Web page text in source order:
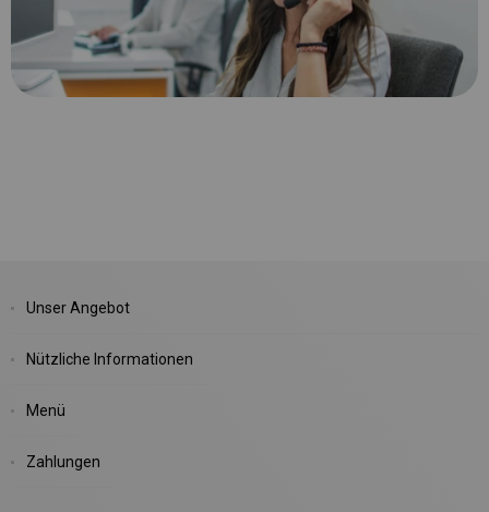
Unser Angebot
Nützliche Informationen
Menü
Zahlungen